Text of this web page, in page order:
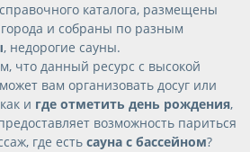
каталога, размещены
города и собраны по разным
, недорогие сауны.
что данный ресурс с высокой
вам организовать досуг или
и где отметить день рождения,
возможность париться
где есть сауна с бассейном?